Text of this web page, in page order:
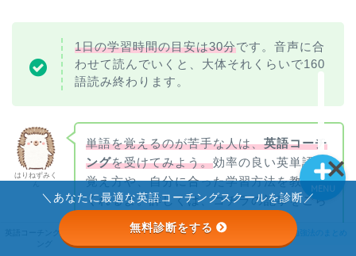
1日の学習時間の目安は30分です。音声に合
わせて読んでいくと、大体それくらいで160
語読み終わります。
はりねずみく
単語を覚えるのが苦手な人は、英語コーチ
ングを受けてみよう。効率の良い英単語の
覚え方や、自分に合った学習方法を教えて
くれるよ。詳しくは、コチラの記事をごら
んください。
>>英語コーチングを利用して無理なく
英語コーチングランキ
ライザップイングリッ
STRAIL 英語勉強法のまとめ
MENU
STRAIL
＼あなたに最適な英語コーチングスクールを診断／
無料診断をする